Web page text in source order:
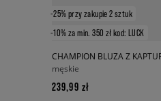
-25% przy zakupie 2 sztuk
-10% za min. 350 zł kod: LUCK
męskie
239,99 zł